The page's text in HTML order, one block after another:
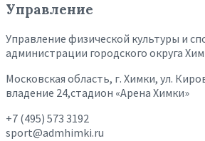
Управление
Управление физической культуры и
администрации городского округа
Московская область, г. Химки, ул.
владение 24,стадион «Арена Химки»
+7 (495) 573 3192
sport@admhimki.ru